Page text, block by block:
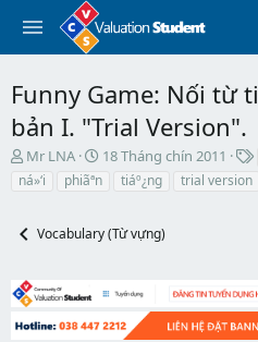
Funny Game: Nối từ
bản I. "Trial Version".
T
h
a
t
a
r
Mr LNA
N
g
b
đ
u
18 Tháng chín 2011
ná»‘i
phiãªn tiáº¿ng trial version
Vocabulary (Từ vựng)